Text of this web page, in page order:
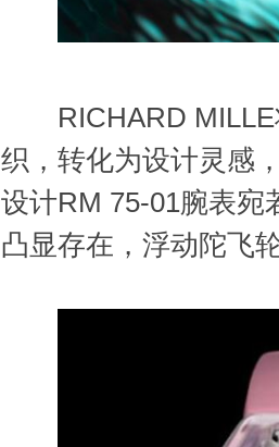
RICHARD MILLE
织，转化为设计灵感
设计RM 75-01腕表宛
凸显存在，浮动陀飞